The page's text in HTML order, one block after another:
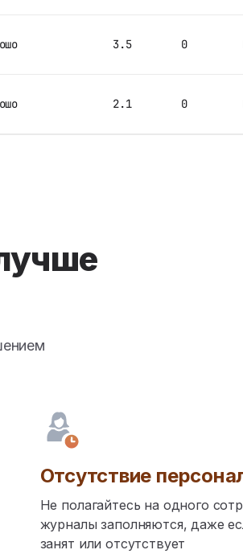
3.5 0
2.1 0
Отсутствие
Не полагайтесь на одного
журналы заполняются, даже
занят или отсутствует